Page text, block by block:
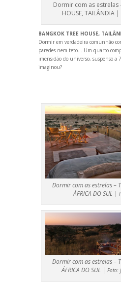
Dormir com as estrelas
HOUSE, TAILÂNDIA |
BANGKOK TREE HOUSE,
Dormir em verdadeira comunhão
paredes nem teto… Um quarto
imensidão do universo, suspenso a
imaginou?
Dormir com as estrelas –
ÁFRICA DO SUL |
Dormir com as estrelas –
ÁFRICA DO SUL | Foto: